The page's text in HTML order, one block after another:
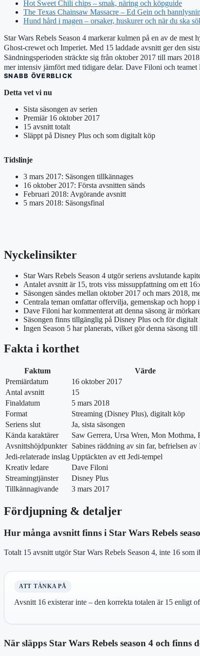
Hot Sweet Chili chips – smak, näring och köpguide
The Texas Chainsaw Massacre – Ed Gein och
Hund hård i magen – orsaker, huskurer och när du ska
Star Wars Rebels Season 4 markerar kulmen på en av de
Ghost-crewet och Imperiet. Med 15 laddade avsnitt ger den
Sändningsperioden sträckte sig från oktober 2017 till mars
mer intensiv jämfört med tidigare delar. Dave Filoni och teamet
SNABB ÖVERBLICK
Detta vet vi nu
Sista säsongen av serien
Premiär 16 oktober 2017
15 avsnitt totalt
Släppt på Disney Plus och som digitalt köp
Tidslinje
3 mars 2017: Säsongen tillkännages
16 oktober 2017: Första avsnitten sänds
Februari 2018: Avgörande avsnitt
5 mars 2018: Säsongsfinal
Nyckelinsikter
Star Wars Rebels Season 4 utgör seriens avslutande
Antalet avsnitt är 15, trots viss missuppfattning om ett
Säsongen sändes mellan oktober 2017 och mars 2018,
Centrala teman omfattar offervilja, gemenskap och hopp
Dave Filoni har kommenterat att denna säsong är
Säsongen finns tillgänglig på Disney Plus och för
Ingen Season 5 har planerats, vilket gör denna säsong
Fakta i korthet
Faktum
Värde
Premiärdatum
16 oktober 2017
Antal avsnitt
15
Finaldatum
5 mars 2018
Format
Streaming (Disney Plus), digitalt köp
Seriens slut
Ja, sista säsongen
Kända karaktärer
Saw Gerrera, Ursa Wren, Mon Mothma,
Avsnittshöjdpunkter Sabines räddning av sin far, befrielsen av
Jedi-relaterade inslag Upptäckten av ett Jedi-tempel
Kreativ ledare
Dave Filoni
Streamingtjänster
Disney Plus
Tillkännagivande
3 mars 2017
Fördjupning & detaljer
Hur många avsnitt finns i Star Wars Rebels
Totalt 15 avsnitt utgör Star Wars Rebels Season 4, inte 16 som
ATT TÄNKA PÅ
Avsnitt 16 existerar inte – den korrekta totalen är 15 enligt
När släpps Star Wars Rebels season 4 och finns